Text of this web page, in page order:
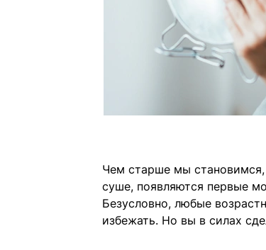
Чем старше мы
суше, появляются первые
Безусловно, любые
избежать. Но вы в силах